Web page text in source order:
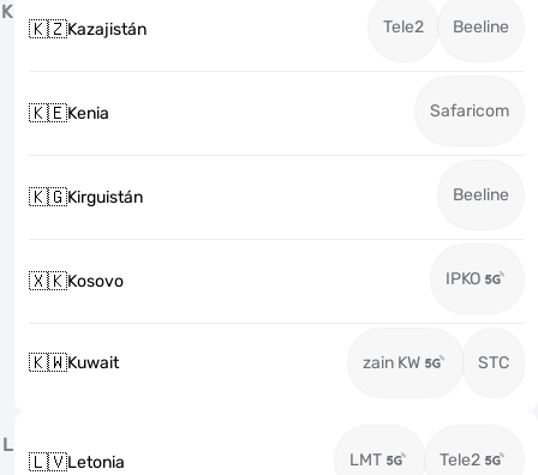
K
🇰🇿Kazajistán Tele2 Beeline
🇰🇪Kenia Safaricom
🇰🇬Kirguistán Beeline
🇽🇰Kosovo IPKO
🇰🇼Kuwait zain KW STC
L
🇱🇻Letonia LMT Tele2